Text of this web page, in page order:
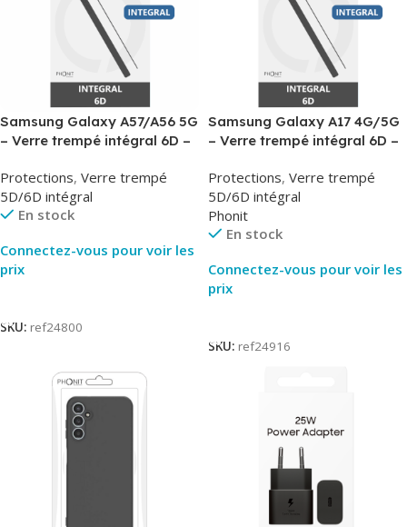
Samsung Galaxy A57/A56 5G
– Verre trempé intégral 6D –
Protections, Verre trempé
5D/6D intégral
En stock
Connectez-vous pour voir les
prix
SKU: ref24800
Samsung Galaxy A17 4G/5G
– Verre trempé intégral 6D –
Protections, Verre trempé
5D/6D intégral
Phonit
En stock
Connectez-vous pour voir les
prix
SKU: ref24916